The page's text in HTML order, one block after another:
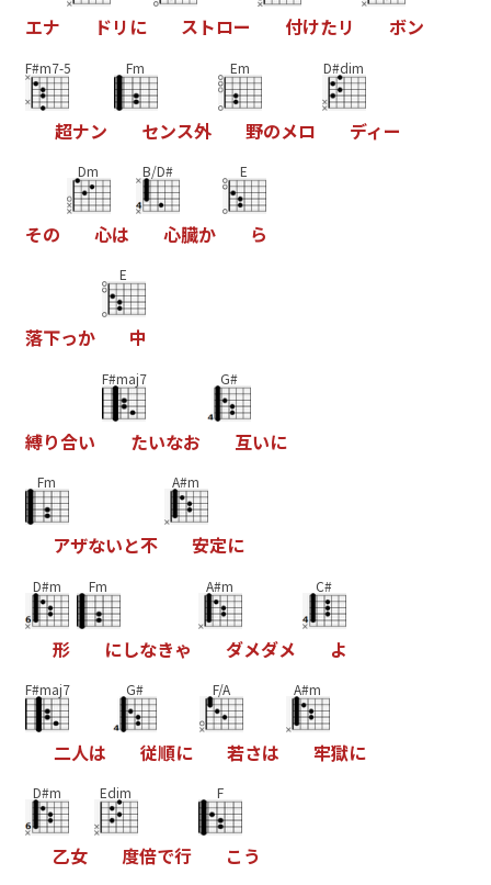
エナ ドリ に ス トロー 付けたリ ボン
F#m7-5
超ナン
Fm
センス外
Em
野のメロ
D#dim
ディー
その
Dm
心は
B/D#
心臓か
E
ら
落下っか
E
中
縛り合い
F#maj7
たいなお
G#
互いに
Fm
アザないと不
A#m
安定に
D#m
形
Fm
にしなきゃ
A#m
ダメダメ
C#
よ
F#maj7
二人は
G#
従順に
F/A
若さは
A#m
牢獄に
D#m
乙女
Edim
度倍で行
F
こ う